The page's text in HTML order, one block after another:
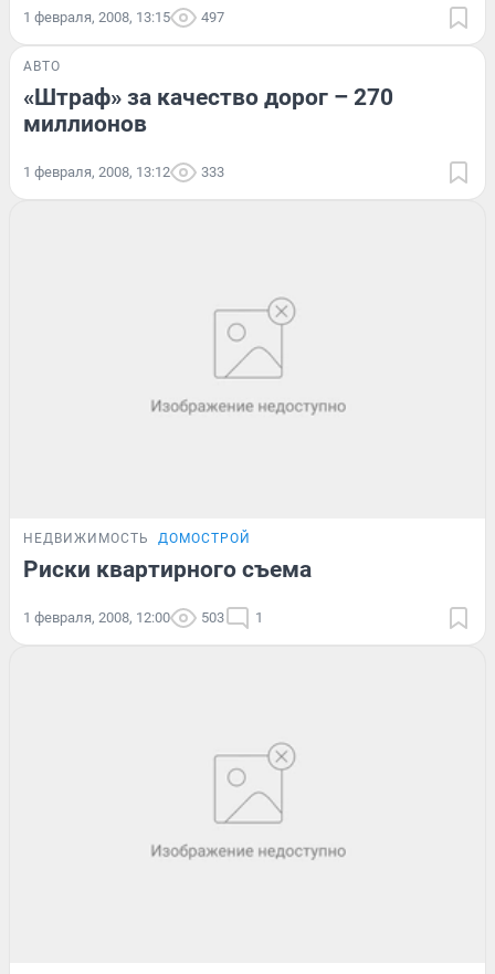
1 февраля, 2008, 13:15 497
АВТО
«Штраф» за качество дорог – 270
миллионов
1 февраля, 2008, 13:12 333
НЕДВИЖИМОСТЬ ДОМОСТРОЙ
Риски квартирного съема
1 февраля, 2008, 12:00 503 1